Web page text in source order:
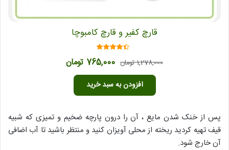
قارچ کفیر و قارچ کامبوچا
4.05
1,278,000تومان قیمت
اصلی
1,278,000 تومان
765,000 تومانقیمت
افزودن به سبد خرید
پس از خنک شدن مایع ، آن را درون پارچه ضخیم و تمیزی که شبیه
قیف تهیه کردید ریخته از محلی آویزان کنید و منتظر باشید تا آب اضافی
آن خارج شود.